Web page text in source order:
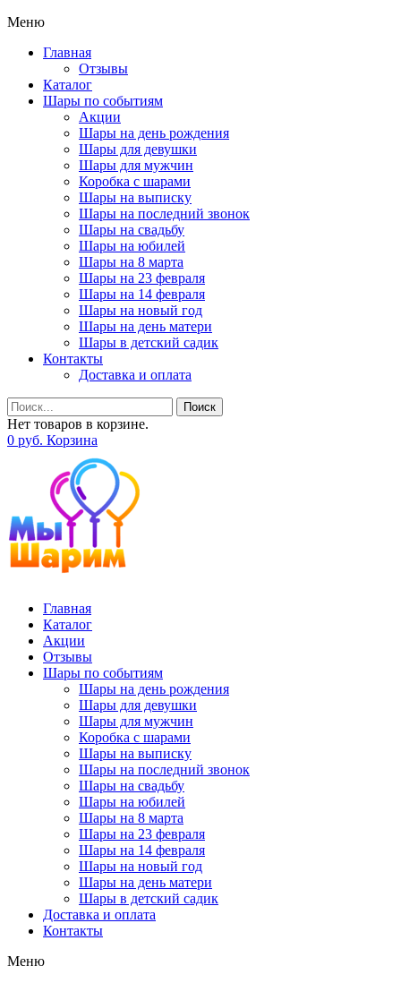
Меню
Главная
Отзывы
Каталог
Шары по событиям
Акции
Шары на день рождения
Шары для девушки
Шары для мужчин
Коробка с шарами
Шары на выписку
Шары на последний звонок
Шары на свадьбу
Шары на юбилей
Шары на 8 марта
Шары на 23 февраля
Шары на 14 февраля
Шары на новый год
Шары на день матери
Шары в детский садик
Контакты
Доставка и оплата
Поиск
Нет товаров в корзине.
0 руб. Корзина
Главная
Каталог
Акции
Отзывы
Шары по событиям
Шары на день рождения
Шары для девушки
Шары для мужчин
Коробка с шарами
Шары на выписку
Шары на последний звонок
Шары на свадьбу
Шары на юбилей
Шары на 8 марта
Шары на 23 февраля
Шары на 14 февраля
Шары на новый год
Шары на день матери
Шары в детский садик
Доставка и оплата
Контакты
Меню